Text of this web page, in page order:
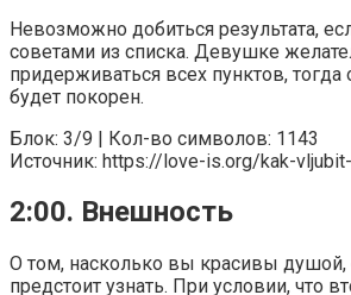
Невозможно добиться результата,
советами из списка. Девушке
придерживаться всех пунктов,
будет покорен.
Блок: 3/9 | Кол-во символов: 1143
Источник: https://love-is.org/kak-
2:00. Внешность
О том, насколько вы красивы душой,
предстоит узнать. При условии, что